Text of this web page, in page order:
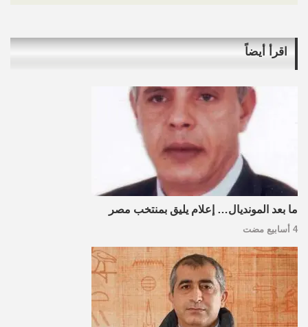
اقرأ أيضاً
ما بعد المونديال… إعلام يليق بمنتخب مصر
4 أسابيع مضت